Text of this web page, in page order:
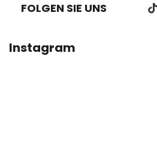
FOLGEN SIE UNS
Instagram